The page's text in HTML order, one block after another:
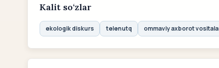
Kalit so‘zlar
ekologik diskurs telenutq ommaviy axborot